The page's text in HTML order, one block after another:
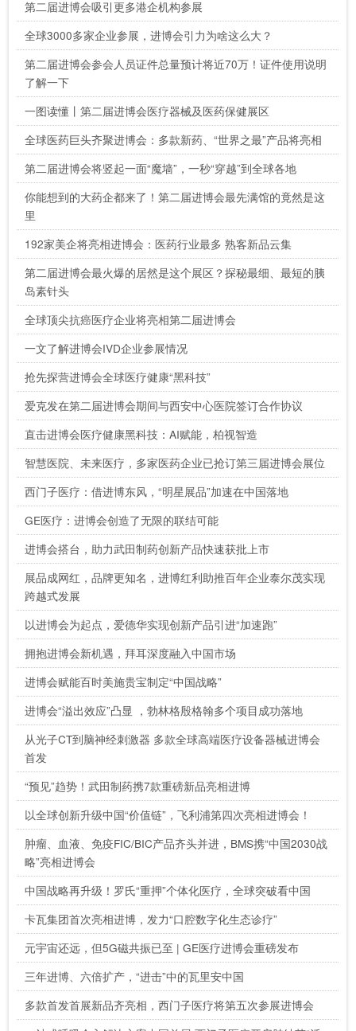
第二届进博会吸引更多港企机构参展
全球3000多家企业参展，进博会引力为啥这么大？
第二届进博会参会人员证件总量预计将近70万！证件使用说明
了解一下
一图读懂丨第二届进博会医疗器械及医药保健展区
全球医药巨头齐聚进博会：多款新药、“世界之最”产品将亮相
第二届进博会将竖起一面“魔墙”，一秒“穿越”到全球各地
你能想到的大药企都来了！第二届进博会最先满馆的竟然是这
里
192家美企将亮相进博会：医药行业最多 熟客新品云集
第二届进博会最火爆的居然是这个展区？探秘最细、最短的胰
岛素针头
全球顶尖抗癌医疗企业将亮相第二届进博会
一文了解进博会IVD企业参展情况
抢先探营进博会全球医疗健康“黑科技”
爱克发在第二届进博会期间与西安中心医院签订合作协议
直击进博会医疗健康黑科技：AI赋能，柏视智造
智慧医院、未来医疗，多家医药企业已抢订第三届进博会展位
西门子医疗：借进博东风，“明星展品”加速在中国落地
GE医疗：进博会创造了无限的联结可能
进博会搭台，助力武田制药创新产品快速获批上市
展品成网红，品牌更知名，进博红利助推百年企业泰尔茂实现
跨越式发展
以进博会为起点，爱德华实现创新产品引进“加速跑”
拥抱进博会新机遇，拜耳深度融入中国市场
进博会赋能百时美施贵宝制定“中国战略”
进博会“溢出效应”凸显 ，勃林格殷格翰多个项目成功落地
从光子CT到脑神经刺激器 多款全球高端医疗设备器械进博会
首发
“预见”趋势！武田制药携7款重磅新品亮相进博
以全球创新升级中国“价值链”，飞利浦第四次亮相进博会！
肿瘤、血液、免疫FIC/BIC产品齐头并进，BMS携“中国2030战
略”亮相进博会
中国战略再升级！罗氏“重押”个体化医疗，全球突破看中国
卡瓦集团首次亮相进博，发力“口腔数字化生态诊疗”
元宇宙还远，但5G磁共振已至 | GE医疗进博会重磅发布
三年进博、六倍扩产，“进击”中的瓦里安中国
多款首发首展新品齐亮相，西门子医疗将第五次参展进博会